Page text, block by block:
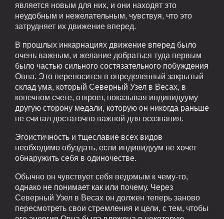
является новым для них, и они находят это
неудобным и нежелательным, чувствуя, что это
затрудняет их движение вперед.
В прошлых инкарнациях движение вперед было
очень важным, и желание добраться туда первым
было частью сильного состязательного побуждения
Овна. Это переносится в определенный закрытый
склад ума, который Северный Узел в Весах, в
конечном счете, откроет, показывая индивидууму
другую сторону медали, которую он никогда раньше
не считал достаточно важной для осознания.
Эгоистичность и тщеславие всех видов
необходимо обуздать, если индивидуум не хочет
обнаружить себя в одиночестве.
Обычно он чувствует себя ведомым к чему-то,
однако не понимает как или почему. Через
Северный Узел в Весах он должен теперь заново
пересмотреть свои стремления и цели, с тем, чтобы